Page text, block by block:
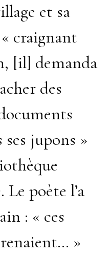
et sa
craignant
[il] demanda
des
jupons »
poète l’a
: « ces
»